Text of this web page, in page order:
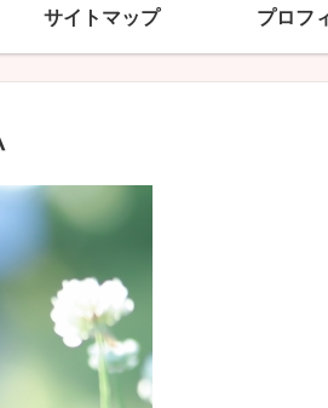
サイトマップ プロフ